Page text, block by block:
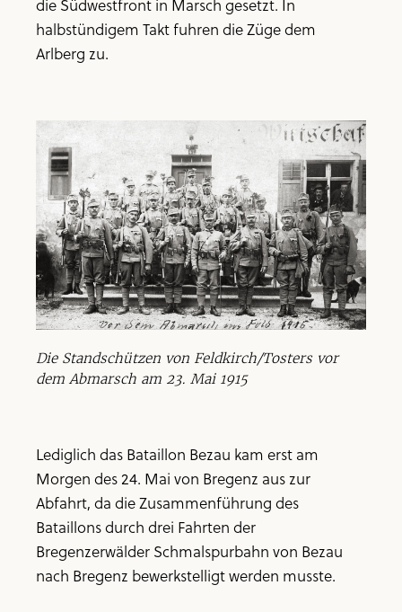
die Südwestfront in Marsch gesetzt. In
halbstündigem Takt fuhren die Züge dem
Arlberg zu.
Die Standschützen von Feldkirch/Tosters vor
dem Abmarsch am 23. Mai 1915
Lediglich das Bataillon Bezau kam erst am
Morgen des 24. Mai von Bregenz aus zur
Abfahrt, da die Zusammenführung des
Bataillons durch drei Fahrten der
Bregenzerwälder Schmalspurbahn von Bezau
nach Bregenz bewerkstelligt werden musste.